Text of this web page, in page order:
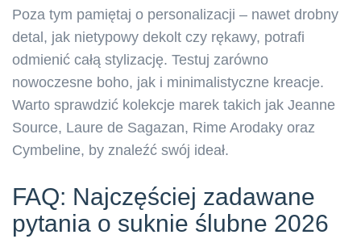
Poza tym pamiętaj o personalizacji – nawet drobny
detal, jak nietypowy dekolt czy rękawy, potrafi
odmienić całą stylizację. Testuj zarówno
nowoczesne boho, jak i minimalistyczne kreacje.
Warto sprawdzić kolekcje marek takich jak Jeanne
Source, Laure de Sagazan, Rime Arodaky oraz
Cymbeline, by znaleźć swój ideał.
FAQ: Najczęściej zadawane
pytania o suknie ślubne 2026